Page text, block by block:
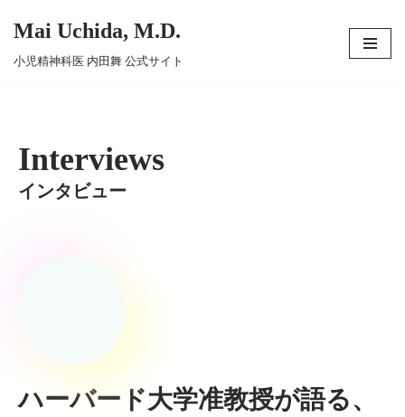
ツ
へ
ス
Mai Uchida, M.D.
小児精神科医 内田舞 公式サイト
Interviews
インタビュー
ハーバード大学准教授が語る、